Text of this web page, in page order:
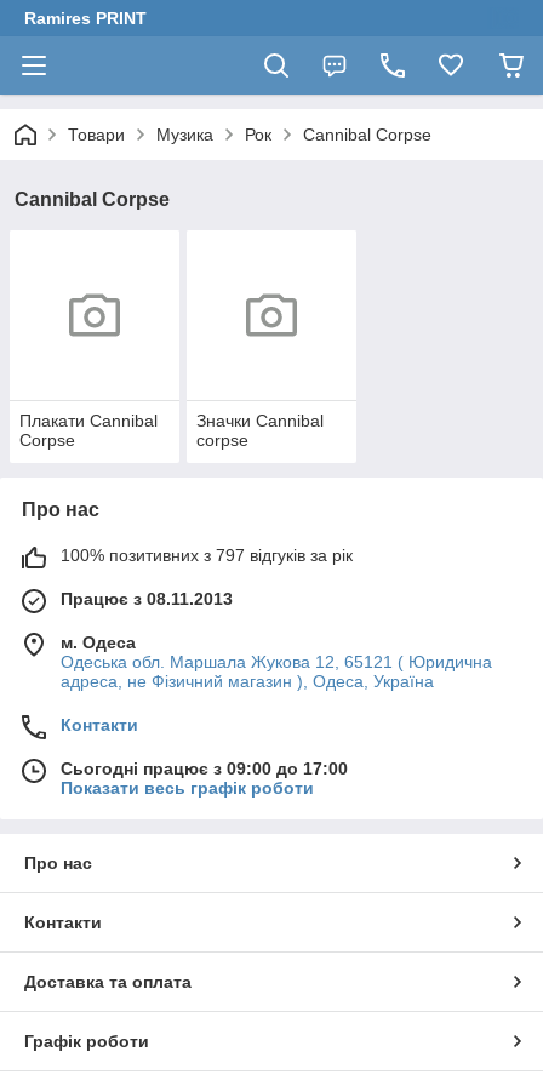
Ramires PRINT
Товари Музика Рок Cannibal Corpse
Cannibal Corpse
Плакати Cannibal
Corpse
Значки Cannibal
corpse
Про нас
100% позитивних з 797 відгуків за рік
Працює з 08.11.2013
м. Одеса
Одеська обл. Маршала Жукова 12, 65121 ( Юридична
адреса, не Фізичний магазин ), Одеса, Україна
Контакти
Сьогодні працює з 09:00 до 17:00
Показати весь графік роботи
Про нас
Контакти
Доставка та оплата
Графік роботи